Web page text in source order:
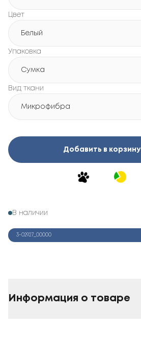
Цвет
Белый
Упаковка
Сумка
Вид ткани
Микрофибра
Добавить в корзину
В наличии
3-02927_00000
Информация о товаре